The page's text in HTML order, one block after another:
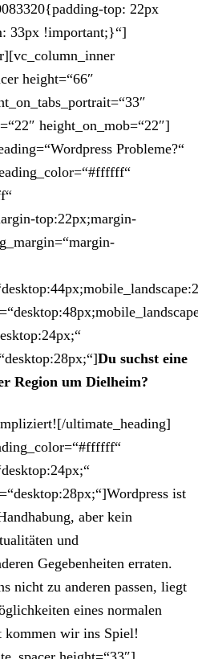
top: 22px
33px !important;}“]
height=“66″
height_on_mob=“22″]
Probleme?“
top:22px;margin-
Du suchst eine
Region um Dielheim?
ultimate_heading]
ist
aber kein
und
Gegebenheiten erraten.
nicht zu anderen passen, liegt
eines normalen
kommen wir ins Spiel!